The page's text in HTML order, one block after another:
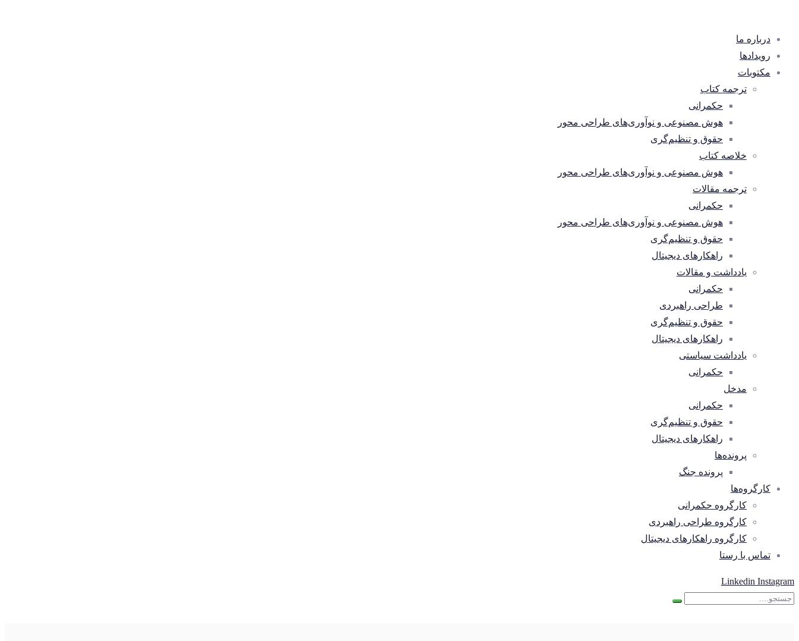
درباره ما
رویدادها
مکتوبات
ترجمه کتاب
حکمرانی
هوش مصنوعی و نوآوری‌های طراحی محور
حقوق و تنظیم‌گری
خلاصه کتاب
هوش مصنوعی و نوآوری‌های طراحی محور
ترجمه مقالات
حکمرانی
هوش مصنوعی و نوآوری‌های طراحی محور
حقوق و تنظیم‌گری
راهکارهای دیجیتال
یادداشت و مقالات
حکمرانی
طراحی راهبردی
حقوق و تنظیم‌گری
راهکارهای دیجیتال
یادداشت سیاستی
حکمرانی
مدخل
حکمرانی
حقوق و تنظیم‌گری
راهکارهای دیجیتال
پرونده‌ها
پرونده جنگ
کارگروه‌ها
کارگروه حکمرانی
کارگروه طراحی راهبردی
کارگروه راهکارهای دیجیتال
تماس با رستا
Linkedin Instagram